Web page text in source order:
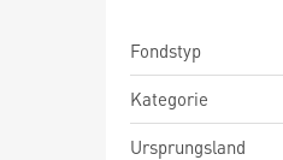
Fondstyp
Kategorie
Ursprungsland